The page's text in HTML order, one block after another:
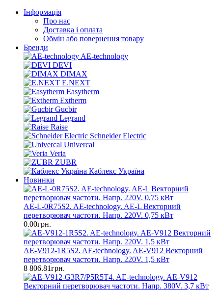
Інформація
Про нас
Доставка і оплата
Обмін або повернення товару
Бренди
AE-technology
DEVI
DIMAX
E.NEXT
Easytherm
Extherm
Gucbir
Legrand
Raise
Schneider Electric
Univercal
Veria
ZUBR
Каблекс Україна
Новинки
AE-L-0R75S2. AE-technology. AE-L Векторний
перетворювач частоти. Напр. 220V. 0,75 кВт
0.00грн.
AE-V912-1R5S2. AE-technology. AE-V912 Векторний
перетворювач частоти. Напр. 220V. 1,5 кВт
8 806.81грн.